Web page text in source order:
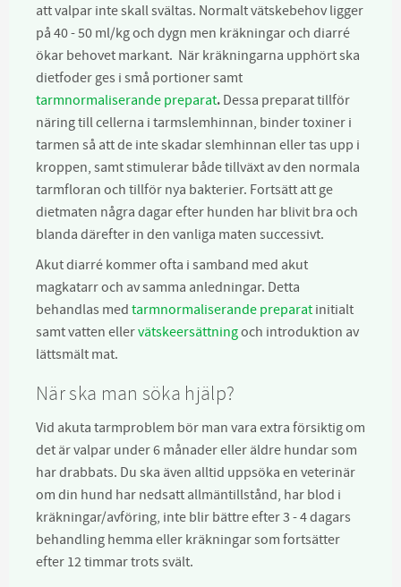
att valpar inte skall svältas. Normalt vätskebehov ligger
på 40 - 50 ml/kg och dygn men kräkningar och diarré
ökar behovet markant. När kräkningarna upphört ska
dietfoder ges i små portioner samt
tarmnormaliserande preparat. Dessa preparat tillför
näring till cellerna i tarmslemhinnan, binder toxiner i
tarmen så att de inte skadar slemhinnan eller tas upp i
kroppen, samt stimulerar både tillväxt av den normala
tarmfloran och tillför nya bakterier. Fortsätt att ge
dietmaten några dagar efter hunden har blivit bra och
blanda därefter in den vanliga maten successivt.
Akut diarré kommer ofta i samband med akut
magkatarr och av samma anledningar. Detta
behandlas med tarmnormaliserande preparat initialt
samt vatten ellervätskeersättningoch introduktion av
lättsmält mat.
När ska man söka hjälp?
Vid akuta tarmproblem bör man vara extra försiktig om
det är valpar under 6 månader eller äldre hundar som
har drabbats. Du ska även alltid uppsöka en veterinär
om din hund har nedsatt allmäntillstånd, har blod i
kräkningar/avföring, inte blir bättre efter 3 - 4 dagars
behandling hemma eller kräkningar som fortsätter
efter 12 timmar trots svält.